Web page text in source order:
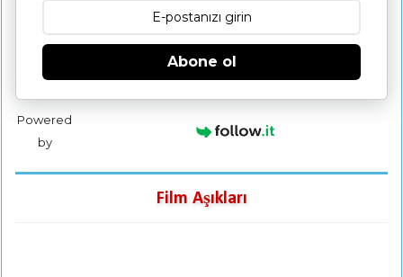
Abone ol
Powered
by
Film Aşıkları